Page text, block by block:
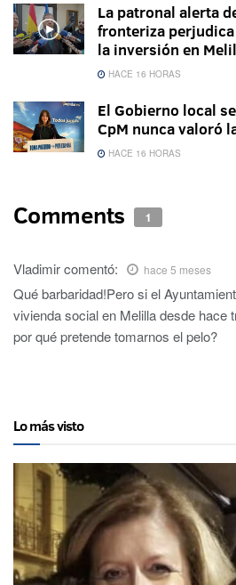
La patronal alerta
fronteriza
la inversión en
HACE 16 HORAS
El Gobierno local
CpM nunca valoró
HACE 16 HORAS
Comments 1
Vladimircomentó: hace 5 meses
Qué barbaridad!Pero si el
vivienda social en Melilla desde hace
por qué pretende tomarnos el pelo?
Lo más visto